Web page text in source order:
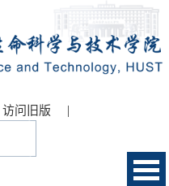
访问旧版 |